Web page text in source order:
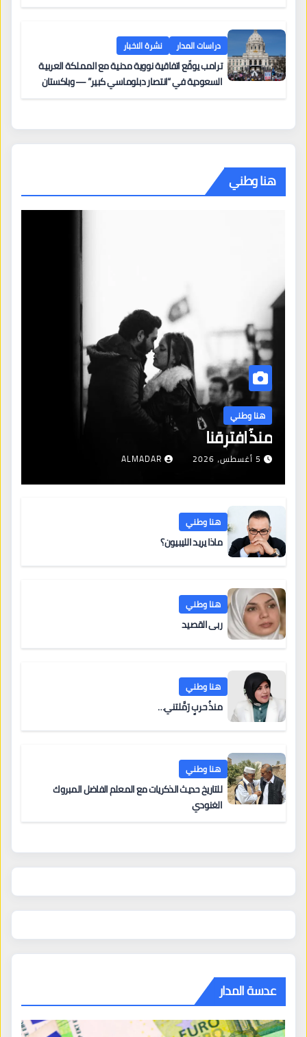
دراسات المدار نشرة الاخبار
ترامب يوقّع اتفاقية نووية مدنية مع المملكة العربية
السعودية في “انتصار دبلوماسي كبير” — وباكستان
هنا وطني
هنا وطني
منذُ افترقنا
5 أغسطس، 2026 ALMADAR
هنا وطني
ماذا يريد الليبيون؟
هنا وطني
ربى القصيد
هنا وطني
منذُ حربٍ رَمَّلتني…
هنا وطني
للتاريخ حديث الذكريات مع المعلم الفاضل المبروك
الغنودي
عدسة المدار